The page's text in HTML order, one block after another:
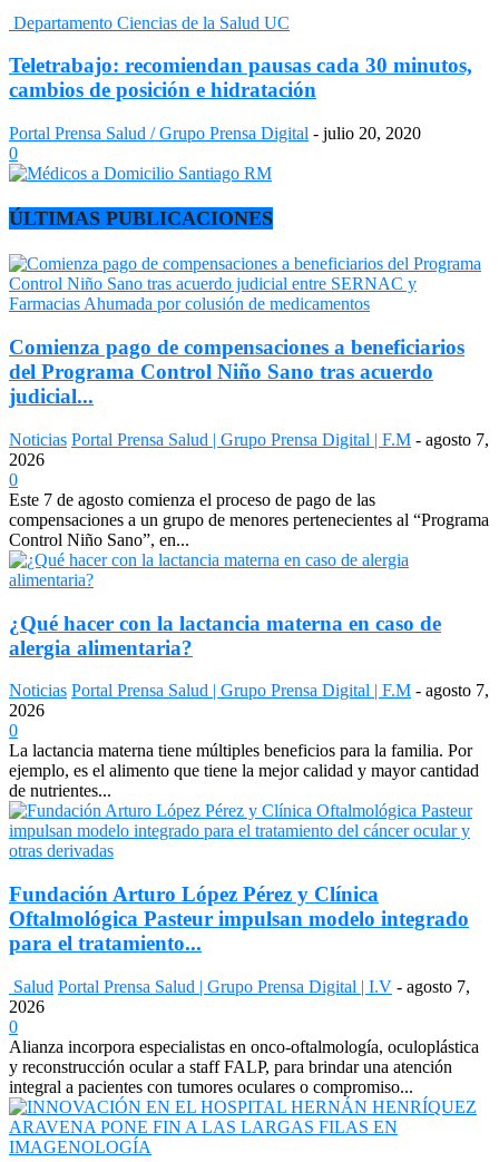
Departamento Ciencias de la Salud UC
Teletrabajo: recomiendan pausas cada 30 minutos,
cambios de posición e hidratación
Portal Prensa Salud / Grupo Prensa Digital - julio 20, 2020
0
ÚLTIMAS PUBLICACIONES
Comienza pago de compensaciones a beneficiarios
del Programa Control Niño Sano tras acuerdo
judicial...
Noticias Portal Prensa Salud | Grupo Prensa Digital | F.M - agosto 7,
2026
0
Este 7 de agosto comienza el proceso de pago de las
compensaciones a un grupo de menores pertenecientes al “Programa
Control Niño Sano”, en...
¿Qué hacer con la lactancia materna en caso de
alergia alimentaria?
Noticias Portal Prensa Salud | Grupo Prensa Digital | F.M - agosto 7,
2026
0
La lactancia materna tiene múltiples beneficios para la familia. Por
ejemplo, es el alimento que tiene la mejor calidad y mayor cantidad
de nutrientes...
Fundación Arturo López Pérez y Clínica
Oftalmológica Pasteur impulsan modelo integrado
para el tratamiento...
Salud Portal Prensa Salud | Grupo Prensa Digital | I.V - agosto 7,
2026
0
Alianza incorpora especialistas en onco-oftalmología, oculoplástica
y reconstrucción ocular a staff FALP, para brindar una atención
integral a pacientes con tumores oculares o compromiso...